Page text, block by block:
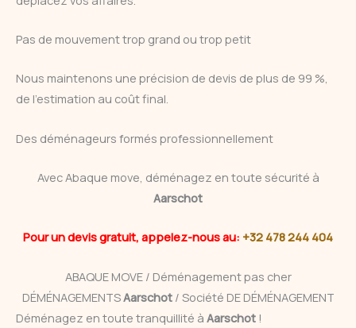
Pas de mouvement trop grand ou trop petit
Nous maintenons une précision de devis de plus de 99 %,
de l’estimation au coût final.
Des déménageurs formés professionnellement
Avec Abaque move, déménagez en toute sécurité à
Aarschot
Pour un devis gratuit, appelez-nous au: +32 478 244 404
ABAQUE MOVE / Déménagement pas cher
DÉMÉNAGEMENTSAarschot / Société DE DÉMÉNAGEMENT
Déménagez en toute tranquillité à Aarschot !